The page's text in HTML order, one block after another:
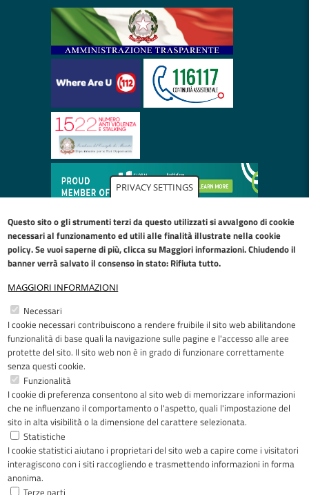
PRIVACY SETTINGS
Questo sito o gli strumenti terzi da questo utilizzati si avvalgono di cookie
necessari al funzionamento ed utili alle finalità illustrate nellacookie
policy. Se vuoi saperne di più, clicca su Maggiori informazioni. Chiudendo il
banner verrà salvato il consenso in stato: Rifiuta tutto.
MAGGIORI INFORMAZIONI
Necessari
I cookie necessari contribuiscono a rendere fruibile il sito web abilitandone
funzionalità di base quali la navigazione sulle pagine e l'accesso alle aree
protette del sito. Il sito web non è in grado di funzionare correttamente
senza questi cookie.
Funzionalità
I cookie di preferenza consentono al sito web di memorizzare informazioni
che ne influenzano il comportamento o l'aspetto, quali l'impostazione del
sito in alta visibilità o la dimensione del carattere selezionata.
Statistiche
I cookie statistici aiutano i proprietari del sito web a capire come i visitatori
interagiscono con i siti raccogliendo e trasmettendo informazioni in forma
anonima.
Terze parti
Restiamo in contatto
FacebookYouTubeLinkedInInstagram
Riconoscimenti